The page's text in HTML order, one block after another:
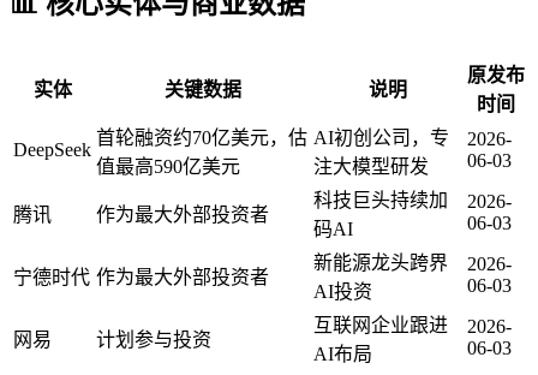
实体 关键数据 说明
原发布
时间
DeepSeek
首轮融资约70亿美元，估
值最高590亿美元
AI初创公司，专
注大模型研发
2026-
06-03
腾讯 作为最大外部投资者
科技巨头持续加
码AI
2026-
06-03
宁德时代 作为最大外部投资者
新能源龙头跨界
AI投资
2026-
06-03
网易 计划参与投资
互联网企业跟进
AI布局
2026-
06-03